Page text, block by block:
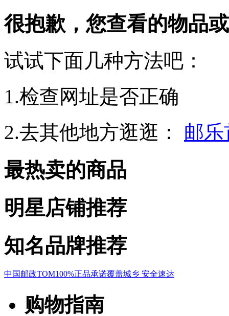
很抱歉，您查看的物品
试试下面几种方法吧：
1.检查网址是否正确
2.去其他地方逛逛：
邮
最热卖的商品
明星店铺推荐
知名品牌推荐
中国邮政TOM100%正品承诺覆盖城乡 安全速达
购物指南